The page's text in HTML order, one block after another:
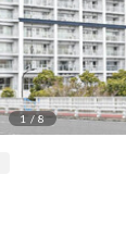
1 / 8